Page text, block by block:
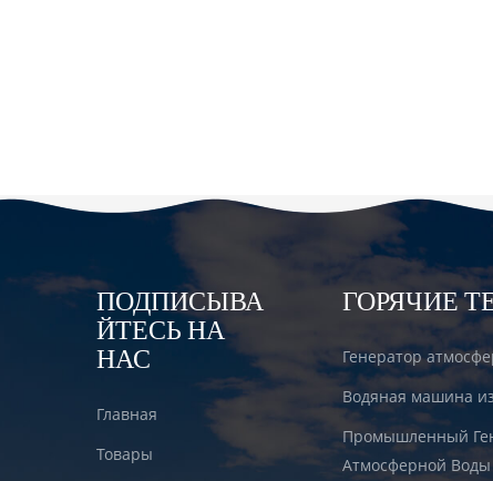
ПОДПИСЫВА
ЙТЕСЬ НА
НАС
Главная
Товары
ГОРЯЧИЕ
Генератор
Водяная машина
Промышленный
Атмосферной Воды